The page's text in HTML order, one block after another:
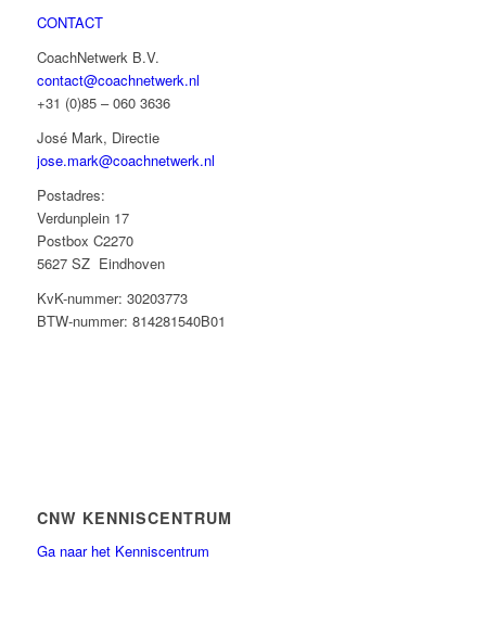
CONTACT
CoachNetwerk B.V.
contact@coachnetwerk.nl
+31 (0)85 – 060 3636
José Mark, Directie
jose.mark@coachnetwerk.nl
Postadres:
Verdunplein 17
Postbox C2270
5627 SZ Eindhoven
KvK-nummer: 30203773
BTW-nummer: 814281540B01
CNW KENNISCENTRUM
Ga naar het Kenniscentrum